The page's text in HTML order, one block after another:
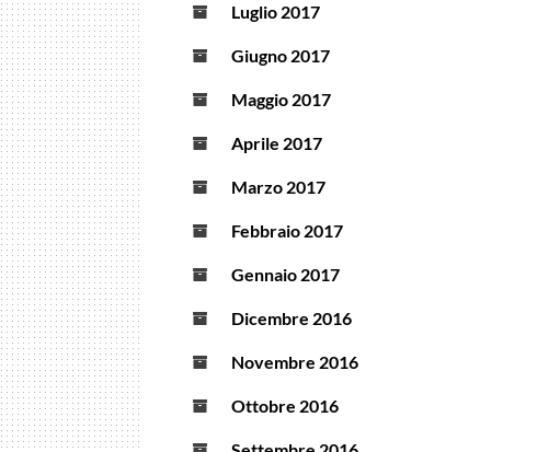
Luglio 2017
Giugno 2017
Maggio 2017
Aprile 2017
Marzo 2017
Febbraio 2017
Gennaio 2017
Dicembre 2016
Novembre 2016
Ottobre 2016